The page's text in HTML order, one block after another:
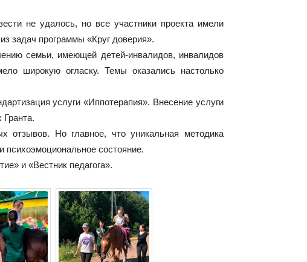
не удалось, но все участники проекта имели
задач программы «Круг доверия».
семьи, имеющей детей-инвалидов, инвалидов
широкую огласку. Темы оказались настолько
услуги «Иппотерапия». Внесение услуги
отзывов. Но главное, что уникальная методика
психоэмоциональное состояние.
и «Вестник педагога».